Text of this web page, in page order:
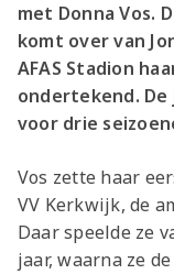
met Donna Vos.
komt over van
AFAS Stadion
ondertekend.
voor drie
Vos zette haar
VV Kerkwijk, de
Daar speelde ze
jaar, waarna ze